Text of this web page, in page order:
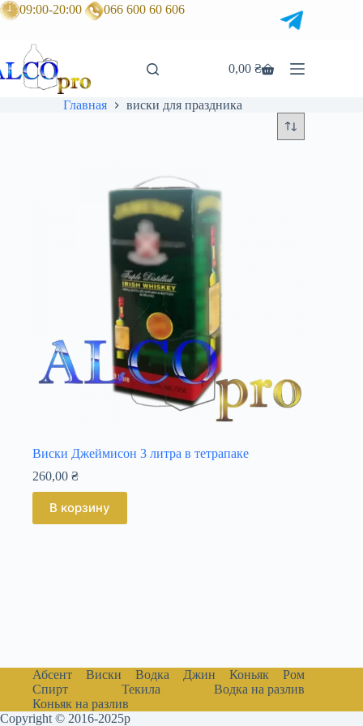
Перейти
к
09:00-20:00 066 600 60 606
Корзина
0,00₴
Главная виски для праздника
Виски Джеймисон 3 литра в тетрапаке
260,00 ₴
В корзину
Абсент Виски Водка Джин Коньяк
Ром
Спирт
Текила
Водка на разлив
Коньяк на разлив
Copyright © 2016-2025р